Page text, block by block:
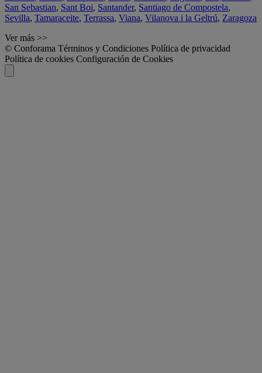
San Sebastian, Sant Boi, Santander, Santiago de Compostela,
Sevilla, Tamaraceite, Terrassa, Viana, Vilanova i la Geltrú, Zaragoza
Ver más >>
© Conforama Términos y Condiciones Política de privacidad
Política de cookies Configuración de Cookies